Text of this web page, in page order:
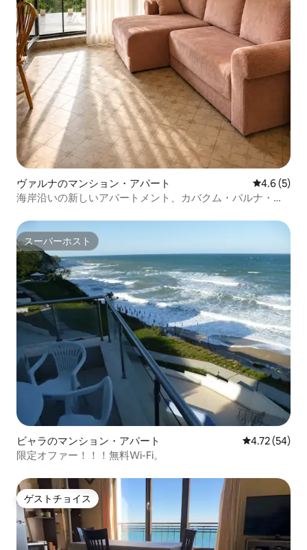
ヴァルナのマンション・アパート レビュー5
4.6 (5)
海岸沿いの新しいアパートメント、カバクム・バルナ・ビ
スーパーホスト
スーパーホスト
ビャラのマンション・アパート レビュー54
4.72 (54)
限定オファー！！！無料Wi-Fi。
ゲストチョイス
ゲストチョイス